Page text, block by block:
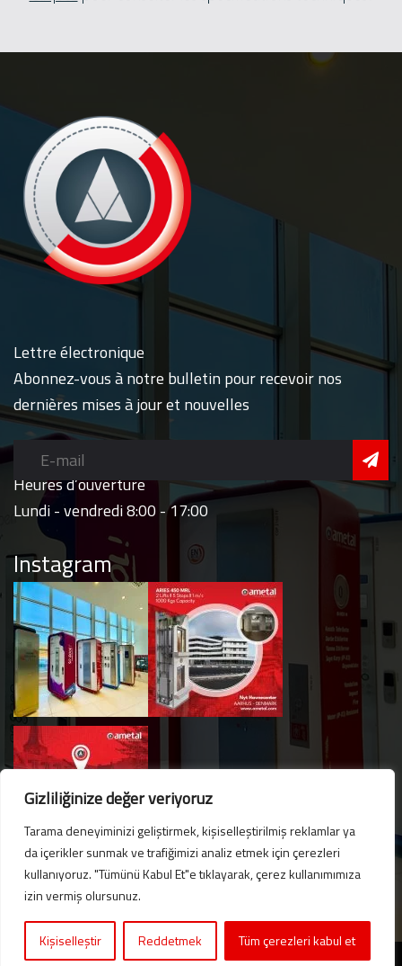
Gizliliğinize değer veriyoruz
Tarama deneyiminizi geliştirmek, kişiselleştirilmiş reklamlar ya
da içerikler sunmak ve trafiğimizi analiz etmek için çerezleri
kullanıyoruz. "Tümünü Kabul Et"e tıklayarak, çerez kullanımımıza
izin vermiş olursunuz.
Kişiselleştir Reddetmek Tüm çerezleri kabul et
Lettre électronique
Abonnez-vous à notre bulletin pour recevoir nos
dernières mises à jour et nouvelles
Heures d’ouverture
Lundi - vendredi 8:00 - 17:00
Instagram
Hello. Got questions?
Let's talk on WhatsApp!